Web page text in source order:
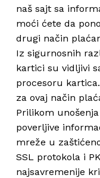
naš sajt sa
moći ćete da
drugi način
Iz sigurnosnih
kartici su vidljivi
procesoru
za ovaj način
Prilikom
poverljive
mreže u
SSL protokola i
najsavremenije